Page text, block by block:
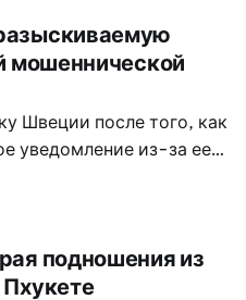
мошеннической
Швеции после того, как
уведомление из-за ее
операции.
подношения из